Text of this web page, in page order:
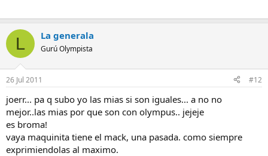
L La generala
Gurú Olympista
26 Jul 2011 #12
joerr... pa q subo yo las mias si son iguales... a no no
mejor..las mias por que son con olympus.. jejeje
es broma!
vaya maquinita tiene el mack, una pasada. como siempre
exprimiendolas al maximo.